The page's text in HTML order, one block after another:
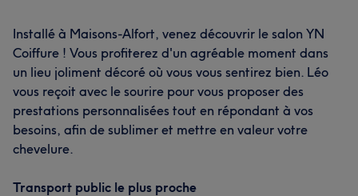
Installé à Maisons-Alfort, venez découvrir le salon YN
Coiffure ! Vous profiterez d'un agréable moment dans
un lieu joliment décoré où vous vous sentirez bien. Léo
vous reçoit avec le sourire pour vous proposer des
prestations personnalisées tout en répondant à vos
besoins, afin de sublimer et mettre en valeur votre
chevelure.
Transport public le plus proche